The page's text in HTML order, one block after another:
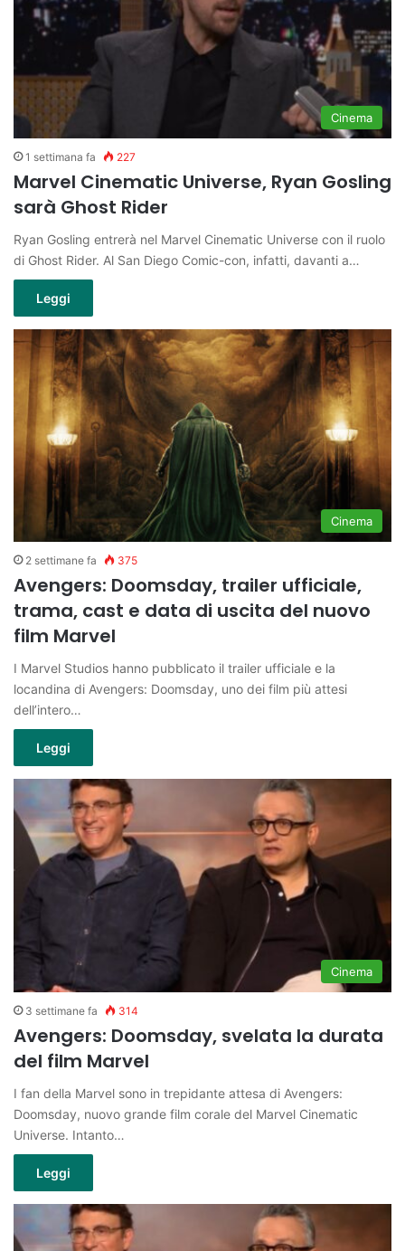
Cinema
1 settimana fa 227
Marvel Cinematic Universe, Ryan Gosling
sarà Ghost Rider
Ryan Gosling entrerà nel Marvel Cinematic Universe con il ruolo
di Ghost Rider. Al San Diego Comic-con, infatti, davanti a…
Leggi
Cinema
2 settimane fa 375
Avengers: Doomsday, trailer ufficiale,
trama, cast e data di uscita del nuovo
film Marvel
I Marvel Studios hanno pubblicato il trailer ufficiale e la
locandina di Avengers: Doomsday, uno dei film più attesi
dell’intero…
Leggi
Cinema
3 settimane fa 314
Avengers: Doomsday, svelata la durata
del film Marvel
I fan della Marvel sono in trepidante attesa di Avengers:
Doomsday, nuovo grande film corale del Marvel Cinematic
Universe. Intanto…
Leggi